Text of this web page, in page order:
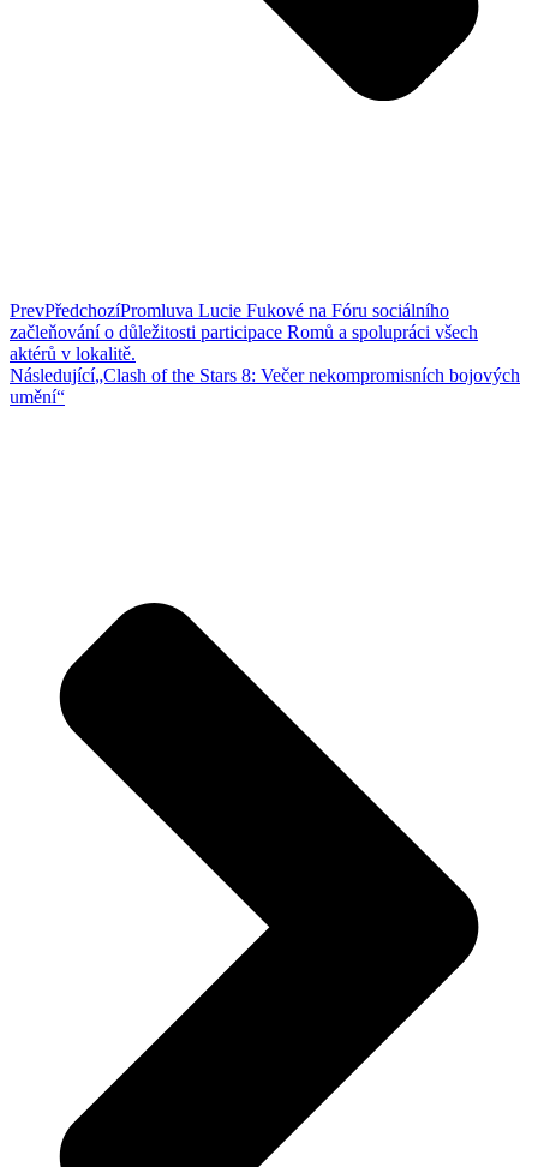
PrevPředchozíPromluva Lucie Fukové na Fóru sociálního
začleňování o důležitosti participace Romů a spolupráci všech
aktérů v lokalitě.
Následující„Clash of the Stars 8: Večer nekompromisních bojových
umění“